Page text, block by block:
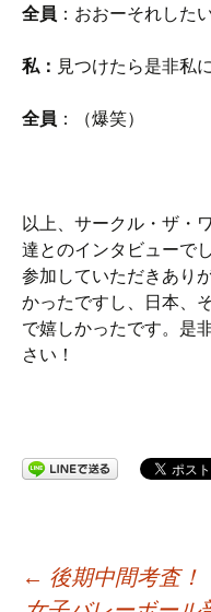
全員 ：おおーそれした
私： 見つけたら是非私
全員 ：（爆笑）
以上、サークル・ザ・
達とのインタビューで
参加していただきあり
かったですし、日本、
で嬉しかったです。是
さい！
投
← 後期中間考査！